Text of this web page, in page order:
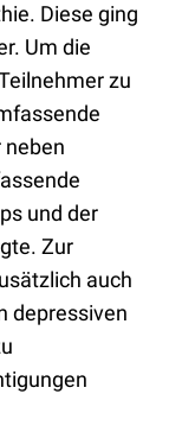
Diese ging
Um die
zu
neben
und der
Zur
auch
depressiven